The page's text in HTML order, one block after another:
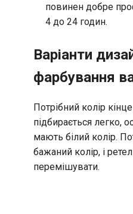
повинен добре
4 до 24 годин.
Варіанти
фарбування
Потрібний колір
підбирається легко,
мають білий колір.
бажаний колір, і
перемішувати.